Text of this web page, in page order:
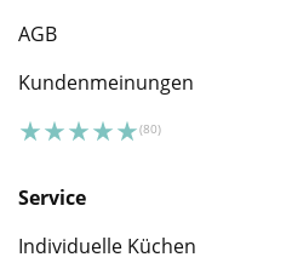
AGB
Kundenmeinungen
Service
Individuelle Küchen